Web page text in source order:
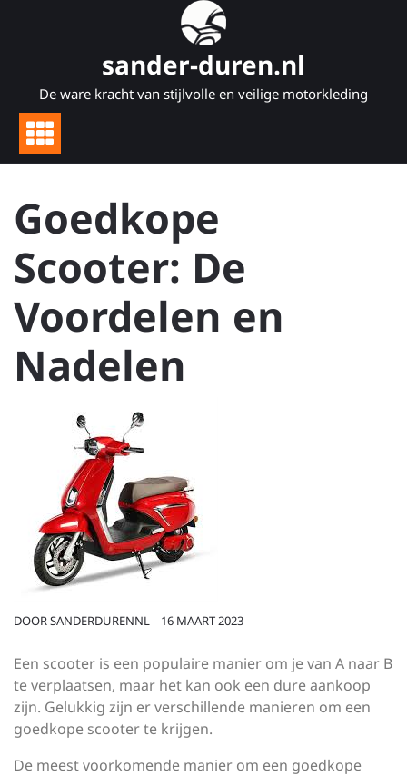
sander-duren.nl
De ware kracht van stijlvolle en veilige motorkleding
Goedkope
Scooter: De
Voordelen en
Nadelen
DOORSANDERDURENNL 16 MAART 2023
Een scooter is een populaire manier om je van A naar B
te verplaatsen, maar het kan ook een dure aankoop
zijn. Gelukkig zijn er verschillende manieren om een
goedkope scooter te krijgen.
De meest voorkomende manier om een goedkope